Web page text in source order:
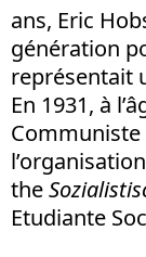
ans, Eric
génération
représentait
En 1931, à
the
Etudiante